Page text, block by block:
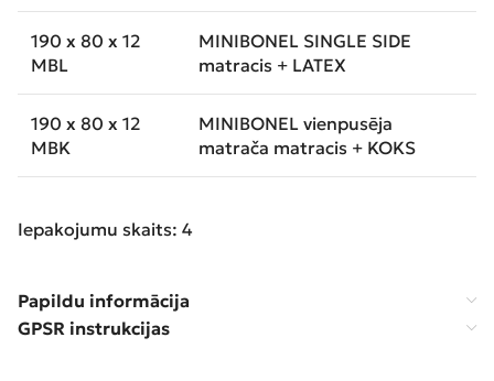
190 x 80 x 12
MBL
MINIBONEL SINGLE SIDE
matracis + LATEX
190 x 80 x 12
MBK
MINIBONEL vienpusēja
matrača matracis + KOKS
Iepakojumu skaits: 4
Papildu informācija
GPSR instrukcijas